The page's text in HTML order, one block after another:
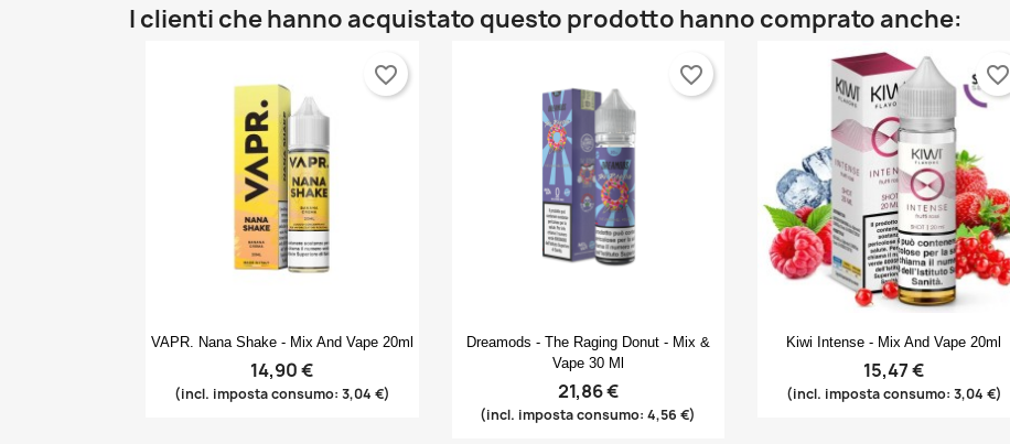
I clienti che hanno acquistato questo prodotto hanno comprato anche:
Anteprima
VAPR. Nana Shake - Mix And Vape 20ml
14,90 €
(incl. imposta consumo: 3,04 €)
favorite_border
Anteprima
Dreamods - The Raging Donut - Mix &
Vape 30 Ml
21,86 €
(incl. imposta consumo: 4,56 €)
favorite_border
Anteprima
Kiwi Intense - Mix And Vape 20ml
15,47 €
(incl. imposta consumo: 3,04 €)
favorite_border